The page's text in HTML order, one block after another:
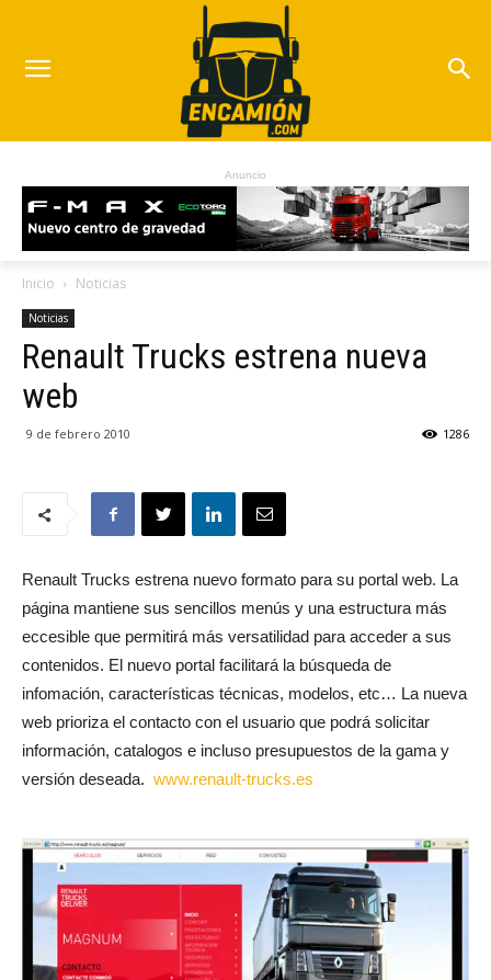
Anuncio
Inicio Noticias
Noticias
Renault Trucks estrena nueva
web
9 de febrero 2010 1286
Renault Trucks estrena nuevo formato para su portal web. La
página mantiene sus sencillos menús y una estructura más
eccesible que permitirá más versatilidad para acceder a sus
contenidos. El nuevo portal facilitará la búsqueda de
infomación, características técnicas, modelos, etc… La nueva
web prioriza el contacto con el usuario que podrá solicitar
información, catalogos e incluso presupuestos de la gama y
versión deseada. www.renault-trucks.es